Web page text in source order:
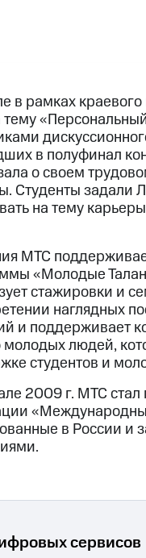
в рамках
тему
в полуфинал
о своем
Студенты задали
на тему
МТС
«Молодые
стажировки и
наглядных
и поддерживает
людей,
студентов и
2009 г. МТС
в России и
сервисов